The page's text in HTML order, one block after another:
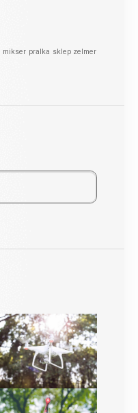
mikser pralka sklep zelmer